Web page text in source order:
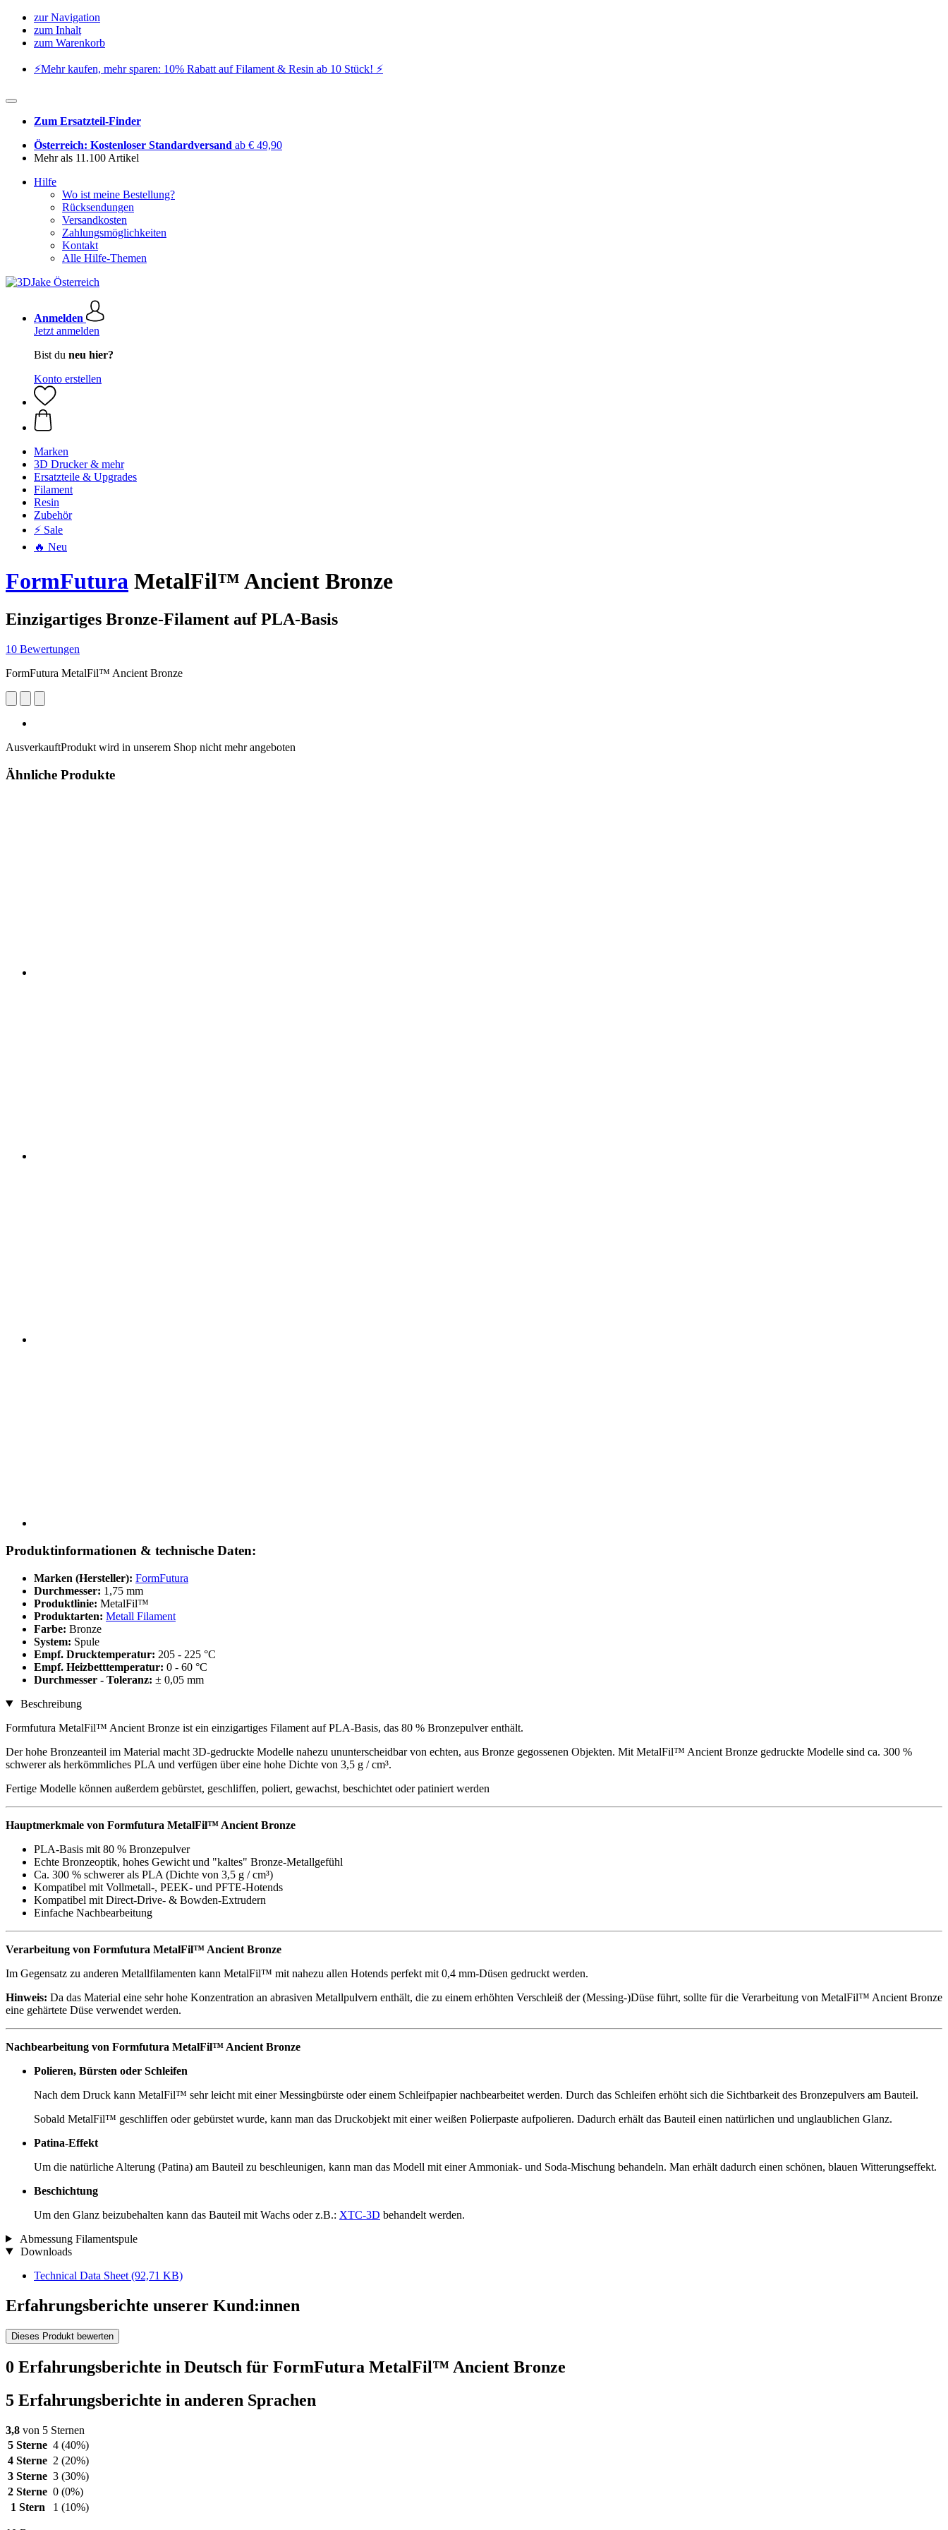
zur Navigation
zum Inhalt
zum Warenkorb
⚡️Mehr kaufen, mehr sparen: 10% Rabatt auf Filament & Resin ab 10 Stück! ⚡️
Zum Ersatzteil-Finder
Österreich: Kostenloser Standardversand ab € 49,90
Mehr als 11.100 Artikel
Hilfe
Wo ist meine Bestellung?
Rücksendungen
Versandkosten
Zahlungsmöglichkeiten
Kontakt
Alle Hilfe-Themen
Anmelden
Jetzt anmelden
Bist du neu hier?
Konto erstellen
Marken
3D Drucker & mehr
Ersatzteile & Upgrades
Filament
Resin
Zubehör
⚡ Sale
🔥 Neu
FormFutura MetalFil™ Ancient Bronze
Einzigartiges Bronze-Filament auf PLA-Basis
10 Bewertungen
FormFutura MetalFil™ Ancient Bronze
AusverkauftProdukt wird in unserem Shop nicht mehr angeboten
Ähnliche Produkte
Produktinformationen & technische Daten:
Marken (Hersteller): FormFutura
Durchmesser: 1,75 mm
Produktlinie: MetalFil™
Produktarten: Metall Filament
Farbe: Bronze
System: Spule
Empf. Drucktemperatur: 205 - 225 °C
Empf. Heizbetttemperatur: 0 - 60 °C
Durchmesser - Toleranz: ± 0,05 mm
Beschreibung
Formfutura MetalFil™ Ancient Bronze ist ein einzigartiges Filament auf PLA-Basis, das 80 % Bronzepulver enthält.
Der hohe Bronzeanteil im Material macht 3D-gedruckte Modelle nahezu ununterscheidbar von echten, aus Bronze gegossenen Objekten. Mit MetalFil™ Ancient Bronze gedruckte Modelle sind ca. 300 %
schwerer als herkömmliches PLA und verfügen über eine hohe Dichte von 3,5 g / cm³.
Fertige Modelle können außerdem gebürstet, geschliffen, poliert, gewachst, beschichtet oder patiniert werden
Hauptmerkmale von Formfutura MetalFil™ Ancient Bronze
PLA-Basis mit 80 % Bronzepulver
Echte Bronzeoptik, hohes Gewicht und "kaltes" Bronze-Metallgefühl
Ca. 300 % schwerer als PLA (Dichte von 3,5 g / cm³)
Kompatibel mit Vollmetall-, PEEK- und PFTE-Hotends
Kompatibel mit Direct-Drive- & Bowden-Extrudern
Einfache Nachbearbeitung
Verarbeitung von Formfutura MetalFil™ Ancient Bronze
Im Gegensatz zu anderen Metallfilamenten kann MetalFil™ mit nahezu allen Hotends perfekt mit 0,4 mm-Düsen gedruckt werden.
Hinweis: Da das Material eine sehr hohe Konzentration an abrasiven Metallpulvern enthält, die zu einem erhöhten Verschleiß der (Messing-)Düse führt, sollte für die Verarbeitung von MetalFil™ Ancient Bronze
eine gehärtete Düse verwendet werden.
Nachbearbeitung von Formfutura MetalFil™ Ancient Bronze
​Polieren, Bürsten oder Schleifen
Nach dem Druck kann MetalFil™ sehr leicht mit einer Messingbürste oder einem Schleifpapier nachbearbeitet werden. Durch das Schleifen erhöht sich die Sichtbarkeit des Bronzepulvers am Bauteil.
Sobald MetalFil™ geschliffen oder gebürstet wurde, kann man das Druckobjekt mit einer weißen Polierpaste aufpolieren. Dadurch erhält das Bauteil einen natürlichen und unglaublichen Glanz.
Patina-Effekt
Um die natürliche Alterung (Patina) am Bauteil zu beschleunigen, kann man das Modell mit einer Ammoniak- und Soda-Mischung behandeln. Man erhält dadurch einen schönen, blauen Witterungseffekt.
Beschichtung
Um den Glanz beizubehalten kann das Bauteil mit Wachs oder z.B.: XTC-3D behandelt werden.
Abmessung Filamentspule
Downloads
Technical Data Sheet (92,71 KB)
Erfahrungsberichte unserer Kund:innen
Dieses Produkt bewerten
0 Erfahrungsberichte in Deutsch für FormFutura MetalFil™ Ancient Bronze
5 Erfahrungsberichte in anderen Sprachen
3,8 von 5 Sternen
5 Sterne 4 (40%)
4 Sterne 2 (20%)
3 Sterne 3 (30%)
2 Sterne 0 (0%)
1 Stern
1 (10%)